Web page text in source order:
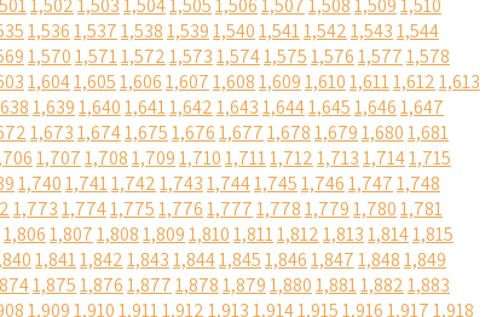
1,5021,5031,5041,5051,5061,5071,5081,5091,510
1,5361,5371,5381,5391,5401,5411,5421,5431,544
1,5701,5711,5721,5731,5741,5751,5761,5771,578
1,6041,6051,6061,6071,6081,6091,6101,6111,6121,613
1,6391,6401,6411,6421,6431,6441,6451,6461,647
1,6731,6741,6751,6761,6771,6781,6791,6801,681
1,7071,7081,7091,7101,7111,7121,7131,7141,715
1,7401,7411,7421,7431,7441,7451,7461,7471,748
1,7731,7741,7751,7761,7771,7781,7791,7801,781
1,8061,8071,8081,8091,8101,8111,8121,8131,8141,815
1,8411,8421,8431,8441,8451,8461,8471,8481,849
1,8751,8761,8771,8781,8791,8801,8811,8821,883
1,9091,9101,9111,9121,9131,9141,9151,9161,9171,918